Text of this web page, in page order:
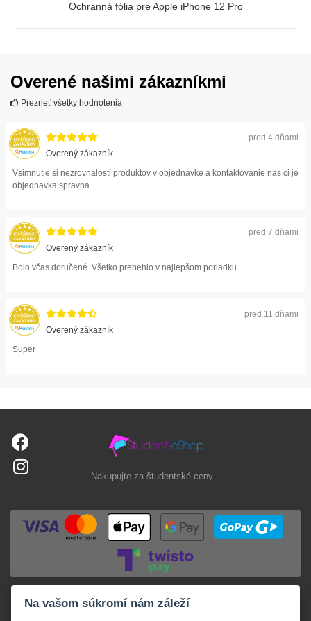
Ochranná fólia pre Apple iPhone 12 Pro
Overené našimi zákazníkmi
Prezrieť všetky hodnotenia
pred 4 dňami
Overený zákazník
Vsimnutie si nezrovnalosti produktov v objednavke a kontaktovanie nas ci je
objednavka spravna
pred 7 dňami
Overený zákazník
Bolo včas doručené. Všetko prebehlo v najlepšom poriadku.
pred 11 dňami
Overený zákazník
Super
Nakupujte za študentské ceny...
Na vašom súkromí nám záleží